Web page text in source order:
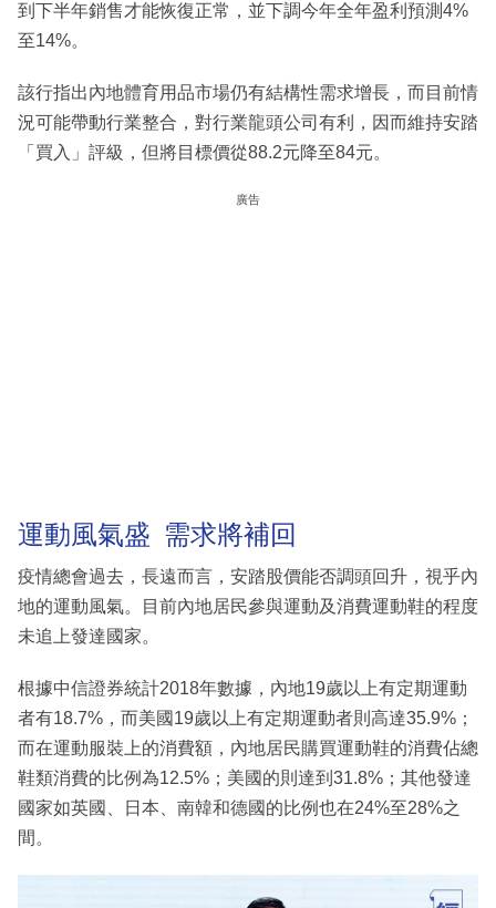
到下半年銷售才能恢復正常，並下調今年全年盈利預測4%
至14%。
該行指出內地體育用品市場仍有結構性需求增長，而目前情
況可能帶動行業整合，對行業龍頭公司有利，因而維持安踏
「買入」評級，但將目標價從88.2元降至84元。
廣告
運動風氣盛 需求將補回
疫情總會過去，長遠而言，安踏股價能否調頭回升，視乎內
地的運動風氣。目前內地居民參與運動及消費運動鞋的程度
未追上發達國家。
根據中信證券統計2018年數據，內地19歲以上有定期運動
者有18.7%，而美國19歲以上有定期運動者則高達35.9%；
而在運動服裝上的消費額，內地居民購買運動鞋的消費佔總
鞋類消費的比例為12.5%；美國的則達到31.8%；其他發達
國家如英國、日本、南韓和德國的比例也在24%至28%之
間。